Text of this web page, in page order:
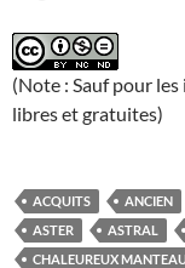
(Note : Sauf pour
libres et gratuites)
ACQUITS ANCIEN
ASTER
ASTRAL
CHALEUREUX